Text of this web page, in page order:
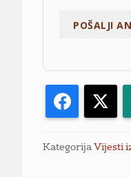
Facebook
Kategorija Vijesti